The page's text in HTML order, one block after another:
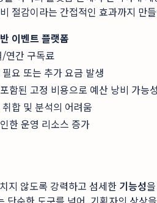
절감이라는 간접적인 효과까지 만
이벤트 플랫폼
연간 구독료
요 또는 추가 요금 발생
함된 고정 비용으로 예산 낭비 가능성
합 및 분석의 어려움
한 운영 리소스 증가
지 않도록 강력하고 섬세한 기능성